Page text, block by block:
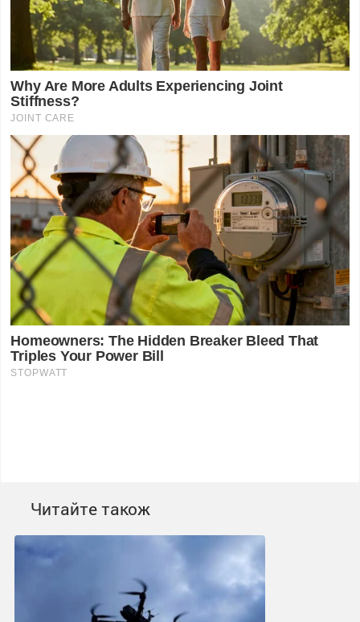
Читайте також